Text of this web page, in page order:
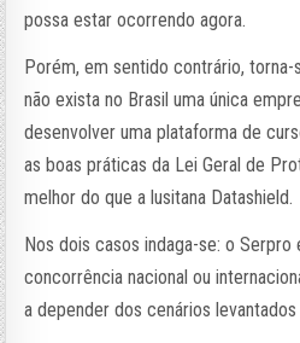
possa estar ocorrendo agora.
Porém, em sentido contrário,
não exista no Brasil uma única
desenvolver uma plataforma de
as boas práticas da Lei Geral de
melhor do que a lusitana Datashield.
Nos dois casos indaga-se: o
concorrência nacional ou
a depender dos cenários levantados